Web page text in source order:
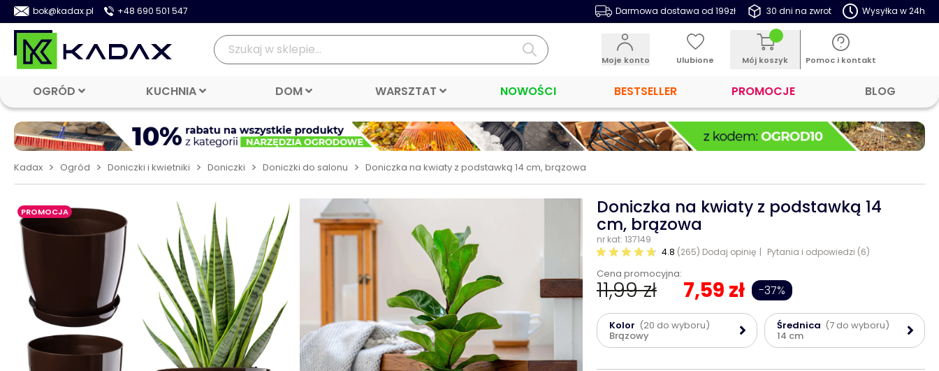
bok@kadax.pl +48 690 501 547 Darmowa dostawa od 199zł 30 dni na zwrot Wysyłka w 24h
Moje konto Ulubione Mój koszyk Pomoc i kontakt
OGRÓD KUCHNIA DOM WARSZTAT NOWOŚCI BESTSELLER PROMOCJE BLOG
Kadax > Ogród > Doniczki i kwietniki > Doniczki > Doniczki do salonu > Doniczka na kwiaty z podstawką 14 cm, brązowa
PROMOCJA Doniczka na kwiaty z podstawką 14
cm, brązowa
nr kat: 137149
4.8 (265) Dodaj opinię Pytania i odpowiedzi (6)
Cena promocyjna:
11,99 zł 7,59 zł -37%
Kolor (20 do wyboru)
Brązowy
Średnica (7 do wyboru)
14 cm